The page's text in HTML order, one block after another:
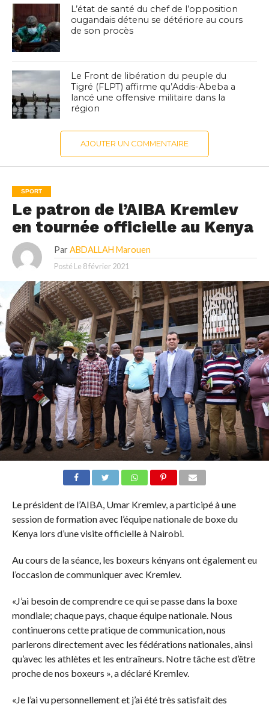
L’état de santé du chef de l’opposition
ougandais détenu se détériore au cours
de son procès
Le Front de libération du peuple du
Tigré (FLPT) affirme qu’Addis-Abeba a
lancé une offensive militaire dans la
région
AJOUTER UN COMMENTAIRE
SPORT
Le patron de l’AIBA Kremlev
en tournée officielle au Kenya
Par ABDALLAH Marouen
Posté Le 8 février 2021
Le président de l’AIBA, Umar Kremlev, a participé à une
session de formation avec l’équipe nationale de boxe du
Kenya lors d’une visite officielle à Nairobi.
Au cours de la séance, les boxeurs kényans ont également eu
l’occasion de communiquer avec Kremlev.
«J’ai besoin de comprendre ce qui se passe dans la boxe
mondiale; chaque pays, chaque équipe nationale. Nous
continuerons cette pratique de communication, nous
parlerons directement avec les fédérations nationales, ainsi
qu’avec les athlètes et les entraîneurs. Notre tâche est d’être
proche de nos boxeurs », a déclaré Kremlev.
«Je l’ai vu personnellement et j’ai été très satisfait des